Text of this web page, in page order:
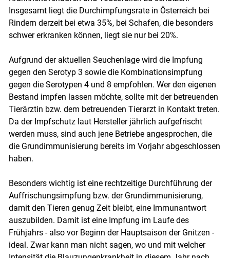
Insgesamt liegt die Durchimpfungsrate in Österreich bei
Rindern derzeit bei etwa 35%, bei Schafen, die besonders
schwer erkranken können, liegt sie nur bei 20%.
Aufgrund der aktuellen Seuchenlage wird die Impfung
gegen den Serotyp 3 sowie die Kombinationsimpfung
gegen die Serotypen 4 und 8 empfohlen. Wer den eigenen
Bestand impfen lassen möchte, sollte mit der betreuenden
Tierärztin bzw. dem betreuenden Tierarzt in Kontakt treten.
Da der Impfschutz laut Hersteller jährlich aufgefrischt
werden muss, sind auch jene Betriebe angesprochen, die
die Grundimmunisierung bereits im Vorjahr abgeschlossen
haben.
Besonders wichtig ist eine rechtzeitige Durchführung der
Auffrischungsimpfung bzw. der Grundimmunisierung,
damit den Tieren genug Zeit bleibt, eine Immunantwort
auszubilden. Damit ist eine Impfung im Laufe des
Frühjahrs - also vor Beginn der Hauptsaison der Gnitzen -
ideal. Zwar kann man nicht sagen, wo und mit welcher